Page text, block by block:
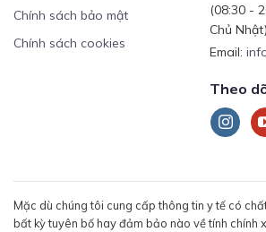
Chính sách bảo mật
Chính sách cookies
(08:30 -
Chủ Nhật)
Email:
Theo
Mặc dù chúng tôi cung cấp thông tin y tế có
bất kỳ tuyên bố hay đảm bảo nào về tính chính